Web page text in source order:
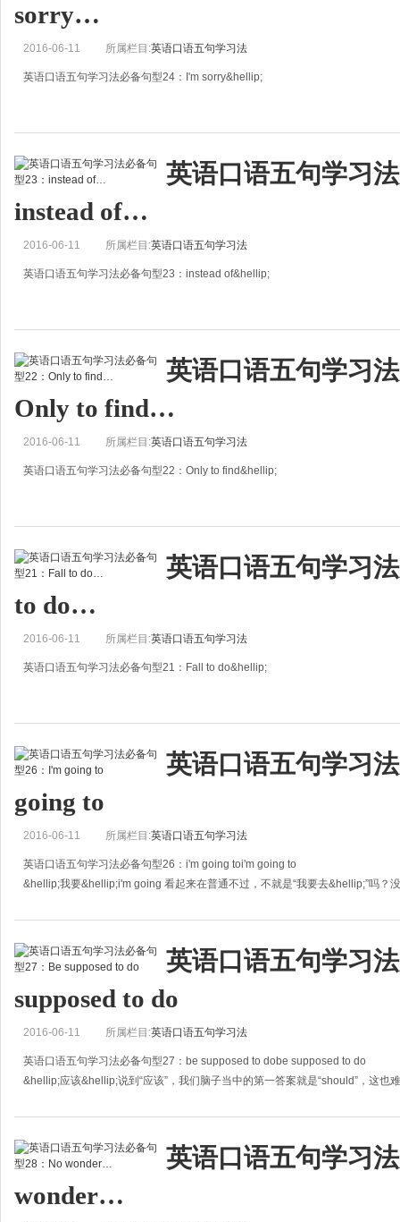
sorry…
2016-06-11 所属栏目:英语口语五句学习法
英语口语五句学习法必备句型24：I'm sorry&hellip;
对不起&hellip;
有人要问，这么简单的句型Steven还拿出来干嘛？其实，Steven不是想说I'm
英语口语五句学习
instead of…
2016-06-11 所属栏目:英语口语五句学习法
英语口语五句学习法必备句型23：instead of&hellip;
而不是/而不能&hellip;
假如有一天，女朋友让你陪她去逛商店，而父母打电话要你去家里吃饭。你会
英语口语五句学习
Only to find…
2016-06-11 所属栏目:英语口语五句学习法
英语口语五句学习法必备句型22：Only to find&hellip;
结果发现&hellip;，最后发现&hellip;
这个句型总是在一个主要的动作之后，有很强的感情色彩。就好比：我找家门钥
英语口语五句学习
to do…
2016-06-11 所属栏目:英语口语五句学习法
英语口语五句学习法必备句型21：Fall to do&hellip;
做&hellip;不成功或不能&hellip;
我们说manage to do sth.是成功做某事，那fail to do sth.就是做某事失败了。这
英语口语五句学习
going to
2016-06-11 所属栏目:英语口语五句学习法
英语口语五句学习法必备句型26：i'm going toi'm going to
&hellip;我要&hellip;i'm going 看起来在普通不过，不就是“我要去&hellip;”吗？
英语口语五句学习
supposed to do
2016-06-11 所属栏目:英语口语五句学习法
英语口语五句学习法必备句型27：be supposed to dobe supposed to do
&hellip;应该&hellip;说到“应该”，我们脑子当中的第一答案就是“should”，这也
英语口语五句学习
wonder…